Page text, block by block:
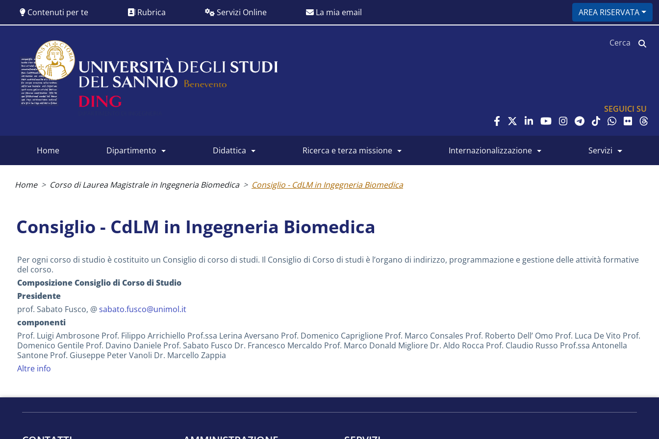
contenuto
Contenuti per te Rubrica Servizi Online La mia email AREA RISERVATA
SEGUICI SU
dipartimentali
home dipartimento didattica ricerca e terza missione internazionalizzazione servizi
Home Corso di Laurea Magistrale in Ingegneria Biomedica Consiglio - CdLM in Ingegneria Biomedica
Consiglio - CdLM in Ingegneria Biomedica
Per ogni corso di studio è costituito un Consiglio di corso di studi. Il Consiglio di Corso di studi è l’organo di indirizzo, programmazione e gestione delle attività formative
del corso.
Composizione Consiglio di Corso di Studio
Presidente
prof. Sabato Fusco, @sabato.fusco@unimol.it
componenti
Prof. Luigi Ambrosone Prof. Filippo Arrichiello Prof.ssa Lerina Aversano Prof. Domenico Capriglione Prof. Marco Consales Prof. Roberto Dell’ Omo Prof. Luca De Vito Prof.
Domenico Gentile Prof. Davino Daniele Prof. Sabato Fusco Dr. Francesco Mercaldo Prof. Marco Donald Migliore Dr. Aldo Rocca Prof. Claudio Russo Prof.ssa Antonella
Santone Prof. Giuseppe Peter Vanoli Dr. Marcello Zappia
Altre info